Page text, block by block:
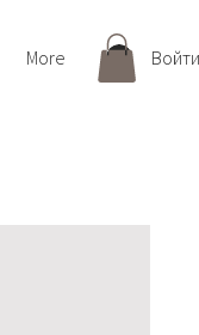
More Войти